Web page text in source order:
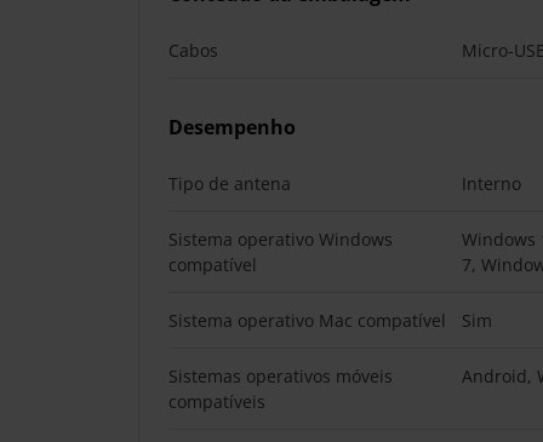
Cabos Micro-
Desempenho
Tipo de antena Interno
Sistema operativo Windows
compatível
Windows
7,
Sistema operativo Mac compatível Sim
Sistemas operativos móveis
compatíveis
Android,